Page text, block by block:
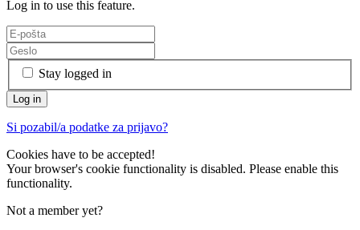
Log in to use this feature.
Stay logged in
Si pozabil/a podatke za prijavo?
Cookies have to be accepted!
Your browser's cookie functionality is disabled. Please enable this
functionality.
Not a member yet?